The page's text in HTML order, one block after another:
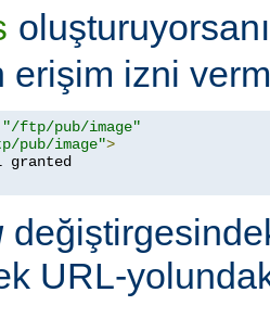
erişim izni
"/ftp/pub/image"
pub/image">
URL-